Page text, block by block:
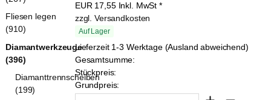
EUR 17,55 Inkl. MwSt *
zzgl. Versandkosten
Auf Lager
Lieferzeit 1-3 Werktage (Ausland abweichend)
Gesamtsumme:
Stückpreis:
Grundpreis:
Fliesen legen
(910)
Diamantwerkzeuge
(396)
Diamanttrennscheiben
(199)